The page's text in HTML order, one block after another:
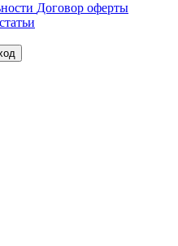
Договор оферты